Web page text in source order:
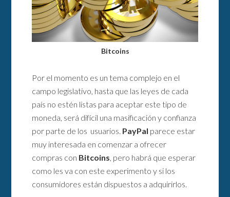
Bitcoins
Por el momento es un tema complejo en el
campo legislativo, hasta que las leyes de cada
país no estén listas para aceptar este tipo de
moneda, será difícil una masificación y confianza
por parte de los usuarios. PayPal parece estar
muy interesada en comenzar a ofrecer
compras con Bitcoins , pero habrá que esperar
como les va con este experimento y si los
consumidores están dispuestos a adquirirlos.